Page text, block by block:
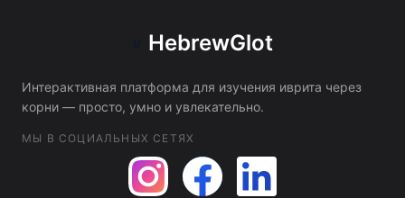
HebrewGlot
Интерактивная платформа для изучения иврита через
корни — просто, умно и увлекательно.
МЫ В СОЦИАЛЬНЫХ СЕТЯХ